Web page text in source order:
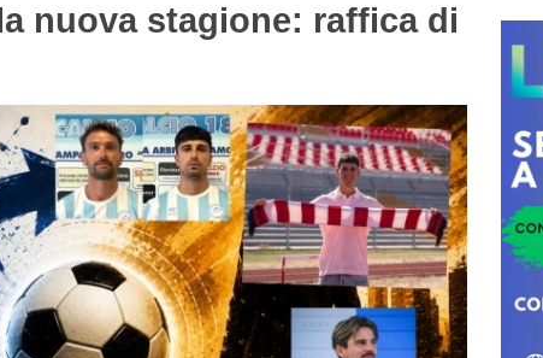
nuova stagione: raffica di